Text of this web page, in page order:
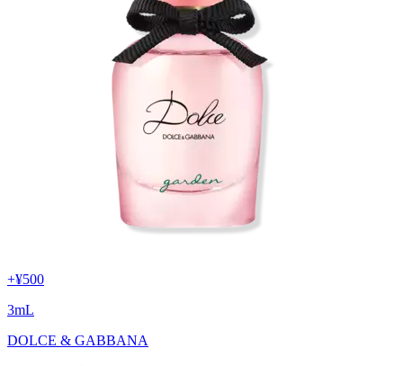
+¥500
3mL
DOLCE & GABBANA